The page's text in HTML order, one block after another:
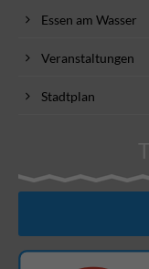
Essen am Wasser
Veranstaltungen
Stadtplan